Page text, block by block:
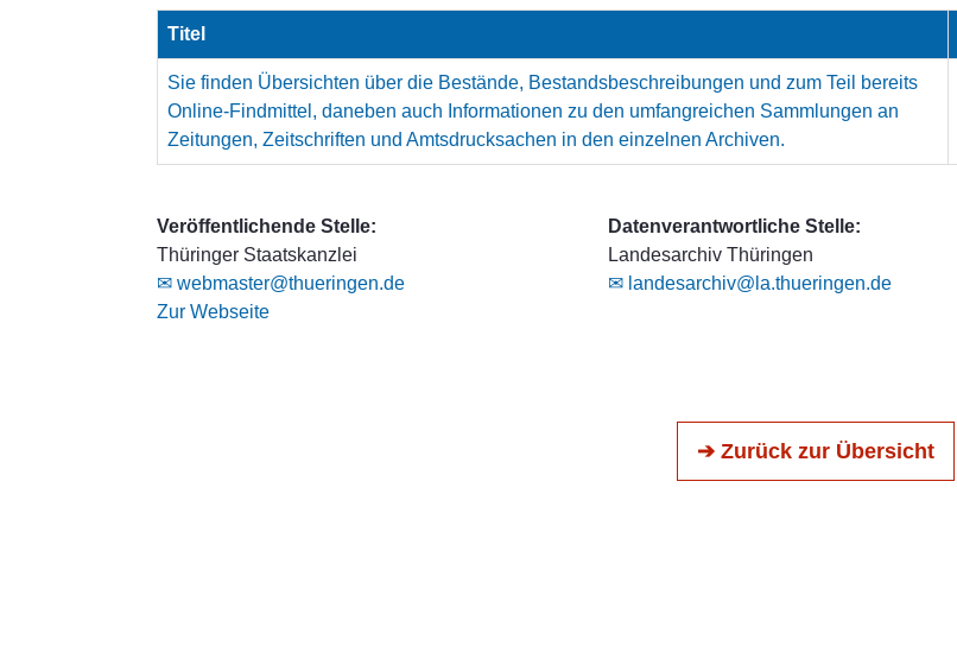
Titel
Sie finden Übersichten über die Bestände, Bestandsbeschreibungen und zum Teil bereits
Online-Findmittel, daneben auch Informationen zu den umfangreichen Sammlungen an
Zeitungen, Zeitschriften und Amtsdrucksachen in den einzelnen Archiven.
Veröffentlichende Stelle:
Thüringer Staatskanzlei
✉ webmaster@thueringen.de
Zur Webseite
Datenverantwortliche Stelle:
Landesarchiv Thüringen
✉ landesarchiv@la.thueringen.de
➔ Zurück zur Übersicht